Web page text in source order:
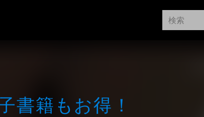
書籍もお得！